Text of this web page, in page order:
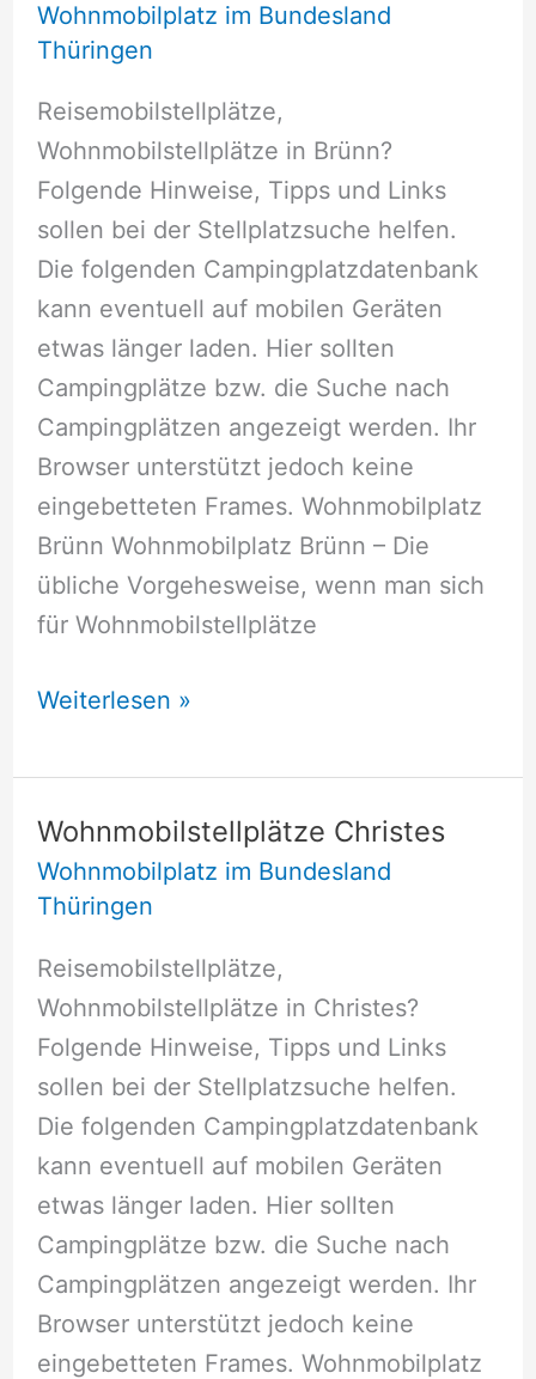
Wohnmobilplatz im Bundesland
Thüringen
Reisemobilstellplätze,
Wohnmobilstellplätze in Brünn?
Folgende Hinweise, Tipps und Links
sollen bei der Stellplatzsuche helfen.
Die folgenden Campingplatzdatenbank
kann eventuell auf mobilen Geräten
etwas länger laden. Hier sollten
Campingplätze bzw. die Suche nach
Campingplätzen angezeigt werden. Ihr
Browser unterstützt jedoch keine
eingebetteten Frames. Wohnmobilplatz
Brünn Wohnmobilplatz Brünn – Die
übliche Vorgehesweise, wenn man sich
für Wohnmobilstellplätze
Wohnmobilstellplätze
Weiterlesen »
Wohnmobilstellplätze Christes
Wohnmobilplatz im Bundesland
Thüringen
Reisemobilstellplätze,
Wohnmobilstellplätze in Christes?
Folgende Hinweise, Tipps und Links
sollen bei der Stellplatzsuche helfen.
Die folgenden Campingplatzdatenbank
kann eventuell auf mobilen Geräten
etwas länger laden. Hier sollten
Campingplätze bzw. die Suche nach
Campingplätzen angezeigt werden. Ihr
Browser unterstützt jedoch keine
eingebetteten Frames. Wohnmobilplatz